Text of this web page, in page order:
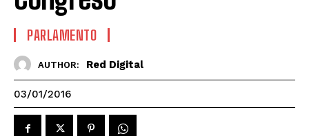
PARLAMENTO
AUTHOR: Red Digital
03/01/2016